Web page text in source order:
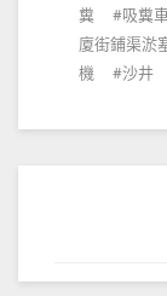
糞
吸糞
廈街鋪渠淤
機
沙井